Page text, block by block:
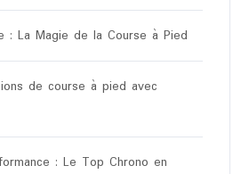
: La Magie de la Course à Pied
de course à pied avec
: Le Top Chrono en